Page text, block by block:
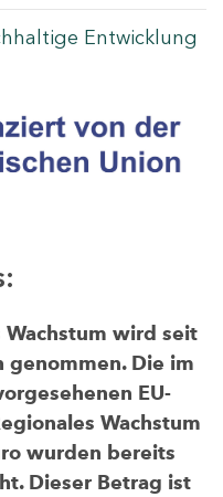
Entwicklung
Wachstum wird seit
genommen. Die im
EU-
Wachstum
wurden bereits
Dieser Betrag ist